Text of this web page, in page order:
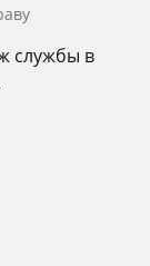
службы в